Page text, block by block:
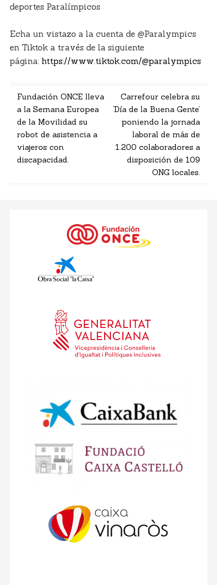
deportes Paralímpicos
Echa un vistazo a la cuenta de @Paralympics
en Tiktok a través de la siguiente
página: https://www.tiktok.com/@paralympics
Navegación
de
entradas
Fundación ONCE lleva
a la Semana Europea
de la Movilidad su
robot de asistencia a
viajeros con
discapacidad.
Carrefour celebra su
‘Día de la Buena Gente’
poniendo la jornada
laboral de más de
1.200 colaboradores a
disposición de 109
ONG locales.